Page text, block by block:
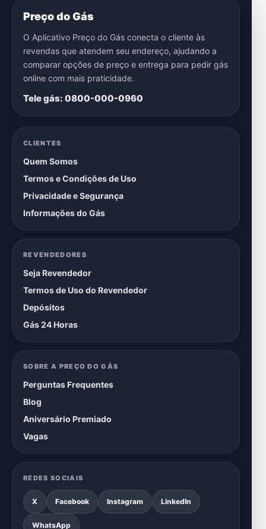
Preço do Gás
O Aplicativo Preço do Gás conecta o cliente às
revendas que atendem seu endereço, ajudando a
comparar opções de preço e entrega para pedir gás
online com mais praticidade.
Tele gás: 0800-000-0960
CLIENTES
Quem Somos
Termos e Condições de Uso
Privacidade e Segurança
Informações do Gás
REVENDEDORES
Seja Revendedor
Termos de Uso do Revendedor
Depósitos
Gás 24 Horas
SOBRE A PREÇO DO GÁS
Perguntas Frequentes
Blog
Aniversário Premiado
Vagas
REDES SOCIAIS
X Facebook Instagram LinkedIn
WhatsApp